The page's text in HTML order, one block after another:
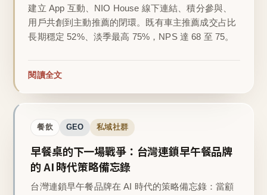
建立 App 互動、NIO House 線下連結、積分參與、
用戶共創到主動推薦的閉環。既有車主推薦成交占比
長期穩定 52%、淡季最高 75%，NPS 達 68 至 75。
閱讀全文
餐飲 GEO 私域社群
早餐桌的下一場戰爭：台灣連鎖早午餐品牌
的 AI 時代策略備忘錄
台灣連鎖早午餐品牌在 AI 時代的策略備忘錄：當顧